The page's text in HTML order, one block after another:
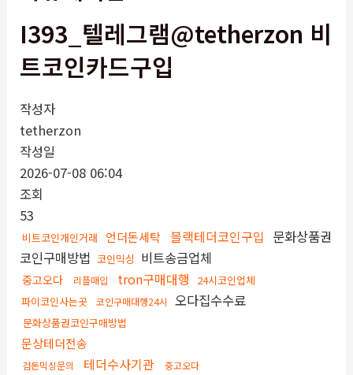
I393_텔레그램@tetherzon 비
트코인카드구입
작성자
tetherzon
작성일
2026-07-08 06:04
조회
53
비트코인개인거래 언더돈세탁 블랙테더코인구입 문화상품권
코인구매방법 코인믹싱 비트송금업체
중고오다 리플매입 tron구매대행
24시코인업체
파이코인사는곳
코인구매대행24시 오다집수수료
문화상품권코인구매방법
문상테더전송
검돈믹싱문의 테더수사기관 중고오다